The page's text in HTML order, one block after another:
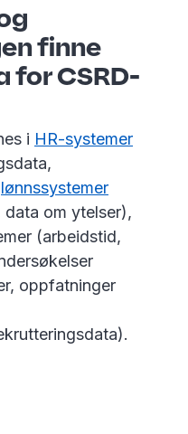
finne
for CSRD-
i HR-systemer
lønnssystemer
om ytelser),
(arbeidstid,
oppfatninger